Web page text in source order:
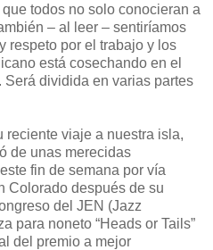
todos no solo conocieran a
– al leer – sentiríamos
respeto por el trabajo y los
está cosechando en el
dividida en varias partes
reciente viaje a nuestra isla,
de unas merecidas
fin de semana por vía
Colorado después de su
del JEN (Jazz
para noneto “Heads or Tails”
del premio a mejor